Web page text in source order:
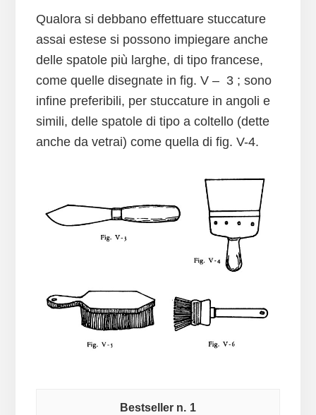
Qualora si debbano effettuare stuccature
assai estese si possono impiegare anche
delle spatole più larghe, di tipo francese,
come quelle disegnate in fig. V – 3 ; sono
infine preferibili, per stuccature in angoli e
simili, delle spatole di tipo a coltello (dette
anche da vetrai) come quella di fig. V-4.
1